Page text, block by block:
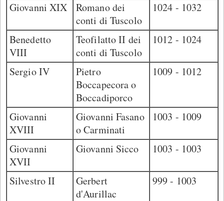
Giovanni XIX
Romano dei
conti di Tuscolo
1024 - 1032
Benedetto
VIII
Teofilatto II dei
conti di Tuscolo
1012 - 1024
Sergio IV
Pietro
Boccapecora o
Boccadiporco
1009 - 1012
Giovanni
XVIII
Giovanni Fasano
o Carminati
1003 - 1009
Giovanni
XVII
Giovanni Sicco 1003 - 1003
Silvestro II
Gerbert
d'Aurillac
999 - 1003